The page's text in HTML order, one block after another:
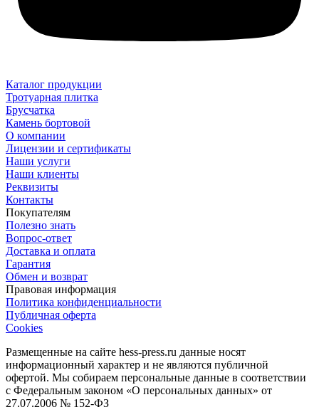
Каталог продукции
Тротуарная плитка
Брусчатка
Камень бортовой
О компании
Лицензии и сертификаты
Наши услуги
Наши клиенты
Реквизиты
Контакты
Покупателям
Полезно знать
Вопрос-ответ
Доставка и оплата
Гарантия
Обмен и возврат
Правовая информация
Политика конфиденциальности
Публичная оферта
Cookies
Размещенные на сайте hess-press.ru данные носят
информационный характер и не являются публичной
офертой. Мы собираем персональные данные в соответствии
с Федеральным законом «О персональных данных» от
27.07.2006 № 152-ФЗ